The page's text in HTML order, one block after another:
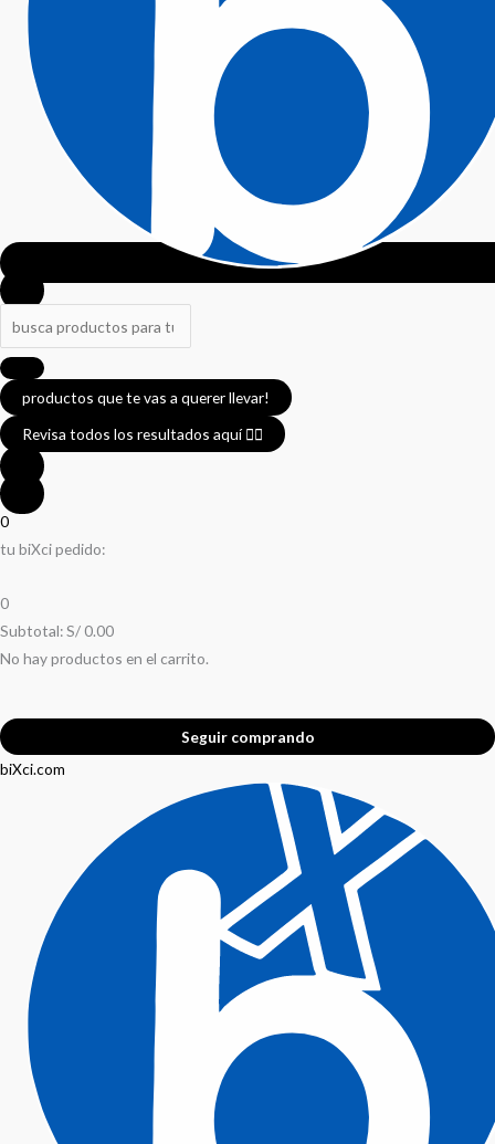
productos que te vas a querer llevar!
Revisa todos los resultados aquí 👈🏼
0
tu biXci pedido:
0
Subtotal:S/ 0.00
No hay productos en el carrito.
Seguir comprando
biXci.com